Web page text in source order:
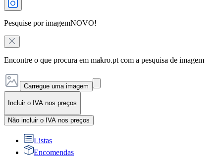
Pesquise por imagemNOVO!
Encontre o que procura em makro.pt com a pesquisa de imagem
Carregue uma imagem
Incluir o IVA nos preços
Não incluir o IVA nos preços
Listas
Encomendas